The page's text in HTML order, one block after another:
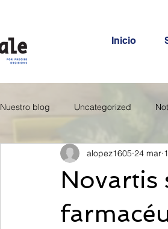
Inicio
Nuestro blog Uncategorized
Novartis
alopez1605 24 mar